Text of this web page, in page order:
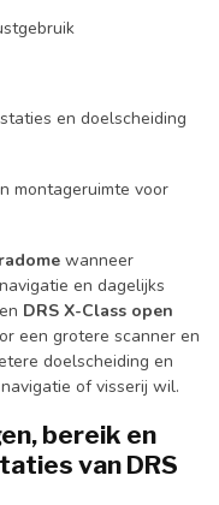
en doelscheiding
montageruimte voor
wanneer
en dagelijks
DRS X-Class open
een grotere scanner en
doelscheiding en
of visserij wil.
bereik en
van DRS